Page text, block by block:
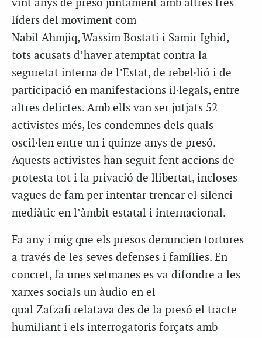
vint anys de presó juntament amb altres tres
líders del moviment com
Nabil Ahmjiq, Wassim Bostati i Samir Ighid,
tots acusats d’haver atemptat contra la
seguretat interna de l’Estat, de rebel·lió i de
participació en manifestacions il·legals, entre
altres delictes. Amb ells van ser jutjats 52
activistes més, les condemnes dels quals
oscil·len entre un i quinze anys de presó.
Aquests activistes han seguit fent accions de
protesta tot i la privació de llibertat, incloses
vagues de fam per intentar trencar el silenci
mediàtic en l’àmbit estatal i internacional.
Fa any i mig que els presos denuncien tortures
a través de les seves defenses i famílies. En
concret, fa unes setmanes es va difondre a les
xarxes socials un àudio en el
qual Zafzafi relatava des de la presó el tracte
humiliant i els interrogatoris forçats amb